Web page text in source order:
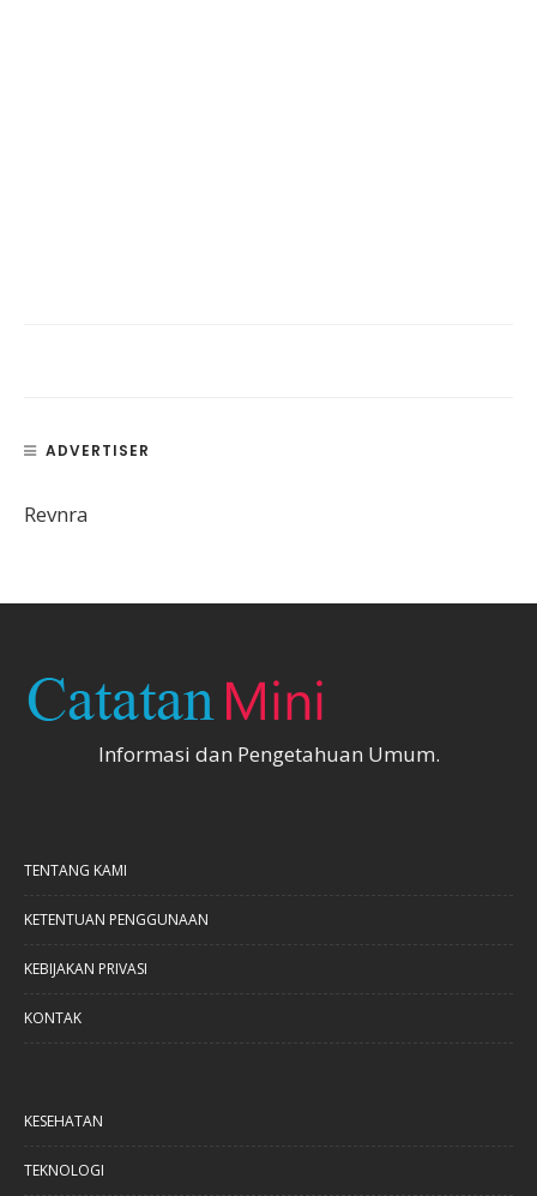
ADVERTISER
Revnra
Informasi dan Pengetahuan Umum.
TENTANG KAMI
KETENTUAN PENGGUNAAN
KEBIJAKAN PRIVASI
KONTAK
KESEHATAN
TEKNOLOGI